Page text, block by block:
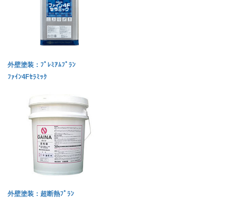
外壁塗装：ﾌﾟﾚﾐｱﾑﾌﾟﾗﾝ
ﾌｧｲﾝ4Fｾﾗﾐｯｸ
外壁塗装：超断熱ﾌﾟﾗﾝ